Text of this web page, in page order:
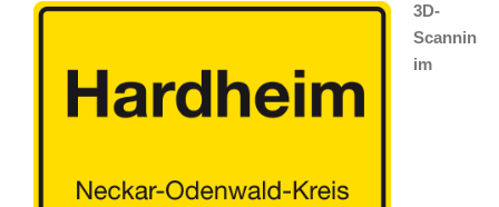
3D-
Scanning
im